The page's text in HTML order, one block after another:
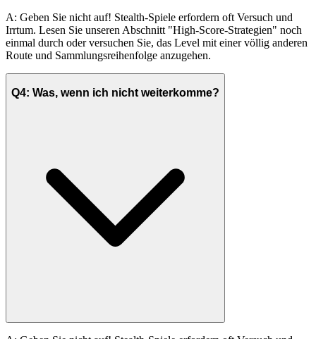
A: Geben Sie nicht auf! Stealth-Spiele erfordern oft Versuch und
Irrtum. Lesen Sie unseren Abschnitt "High-Score-Strategien" noch
einmal durch oder versuchen Sie, das Level mit einer völlig anderen
Route und Sammlungsreihenfolge anzugehen.
Q4: Was, wenn ich nicht weiterkomme?